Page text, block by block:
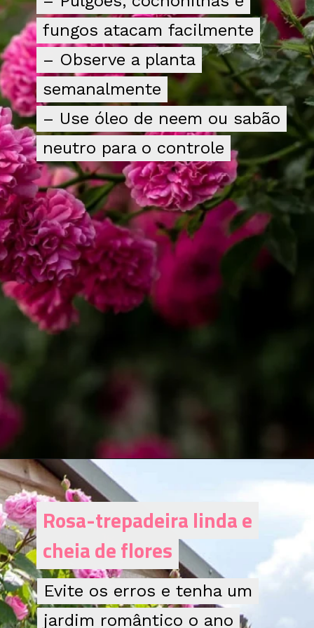
fungos atacam facilmente
– Observe a planta
semanalmente
– Use óleo de neem ou sabão
neutro para o controle
fungos atacam facilmente
– Observe a planta
semanalmente
– Use óleo de neem ou sabão
neutro para o controle
Evite os erros e tenha um
jardim romântico o ano
Evite os erros e tenha um
jardim romântico o ano
Rosa-trepadeira linda e
cheia de flores
Rosa-trepadeira linda e
cheia de flores